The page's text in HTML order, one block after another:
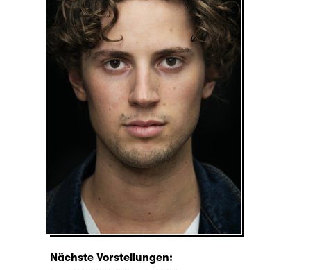
Nächste Vorstellungen: